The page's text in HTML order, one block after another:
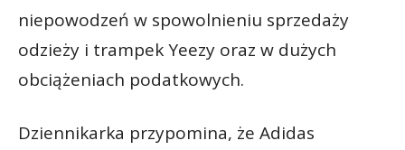
niepowodzeń w spowolnieniu sprzedaży
odzieży i trampek Yeezy oraz w dużych
obciążeniach podatkowych.
Dziennikarka przypomina, że Adidas